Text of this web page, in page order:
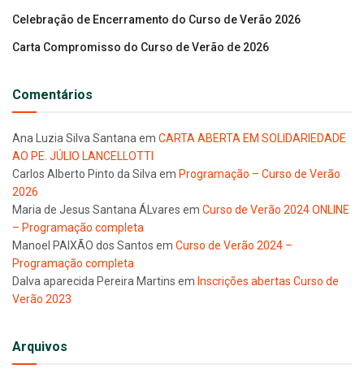
Celebração de Encerramento do Curso de Verão 2026
Carta Compromisso do Curso de Verão de 2026
Comentários
Ana Luzia Silva Santana em CARTA ABERTA EM SOLIDARIEDADE
AO PE. JÚLIO LANCELLOTTI
Carlos Alberto Pinto da Silva em Programação – Curso de Verão
2026
Maria de Jesus Santana ÁLvares em Curso de Verão 2024 ONLINE
– Programação completa
Manoel PAIXÃO dos Santos em Curso de Verão 2024 –
Programação completa
Dalva aparecida Pereira Martins em Inscrições abertas Curso de
Verão 2023
Arquivos